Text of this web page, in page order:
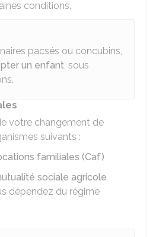
conditions.
pacsés ou concubins,
un enfant, sous
votre changement de
suivants :
familiales (Caf)
sociale agricole
dépendez du régime